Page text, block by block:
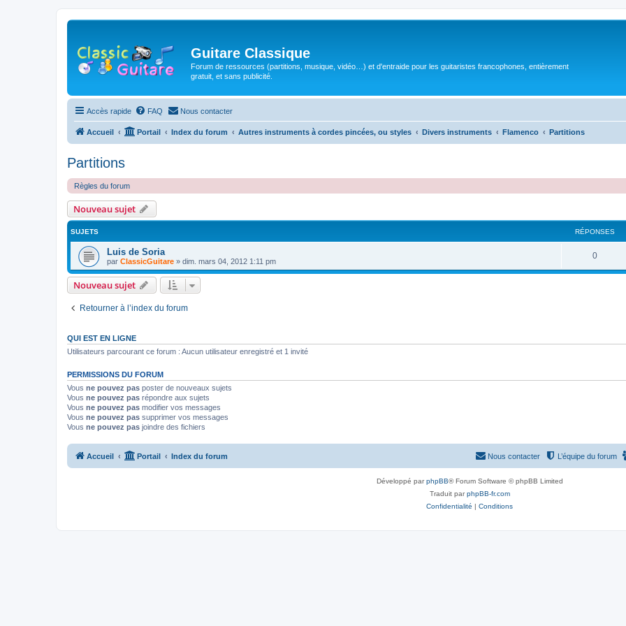
Guitare Classique
Forum de ressources (partitions, musique, vidéo…) et d'entraide pour les guitaristes francophones, entièrement
gratuit, et sans publicité.
Accès rapide FAQ Nous contacter
Accueil Portail Index du forum Autres instruments à cordes pincées, ou styles Divers instruments Flamenco Partitions
Partitions
Règles du forum
Nouveau sujet
SUJETS RÉPONSES
Luis de Soria
par ClassicGuitare » dim. mars 04, 2012 1:11 pm
0R
é
s
s
Nouveau sujet
Retourner à l’index du forum
QUI EST EN LIGNE
Utilisateurs parcourant ce forum : Aucun utilisateur enregistré et 1 invité
PERMISSIONS DU FORUM
Vous ne pouvez pas poster de nouveaux sujets
Vous ne pouvez pas répondre aux sujets
Vous ne pouvez pas modifier vos messages
Vous ne pouvez pas supprimer vos messages
Vous ne pouvez pas joindre des fichiers
Accueil Portail Index du forum L’équipe du forum
Nous contacter
Développé parphpBB® Forum Software © phpBB Limited
Traduit parphpBB-fr.com
Confidentialité | Conditions